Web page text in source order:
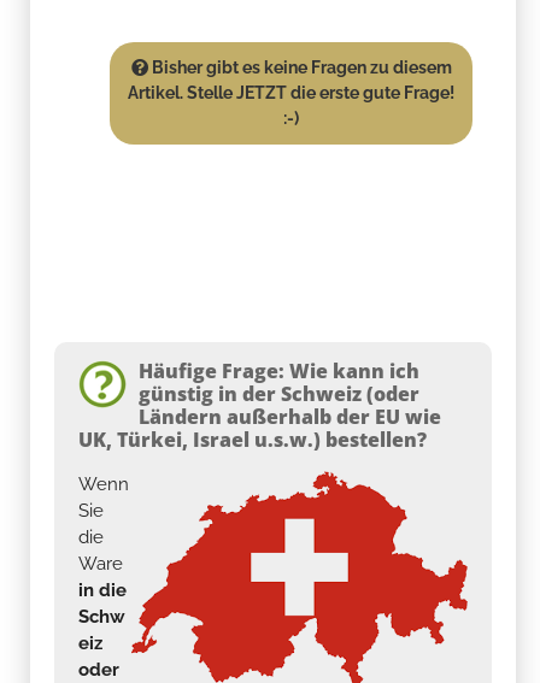
Bisher gibt es keine Fragen zu diesem
Artikel. Stelle JETZT die erste gute Frage!
:-)
Häufige Frage: Wie kann ich
günstig in der Schweiz (oder
Ländern außerhalb der EU wie
UK, Türkei, Israel u.s.w.) bestellen?
Wenn
Sie
die
Ware
in die
Schw
eiz
oder